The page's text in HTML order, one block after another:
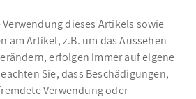
dieses Artikels sowie
am Artikel, z.B. um das Aussehen
erfolgen immer auf eigene
Sie, dass Beschädigungen,
Verwendung oder